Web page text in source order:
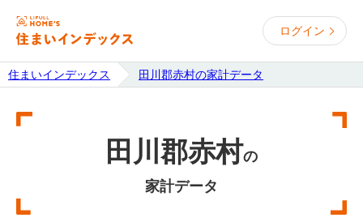
ログイン
住まいインデックス 田川郡赤村の家計データ
田川郡赤村の
家計データ